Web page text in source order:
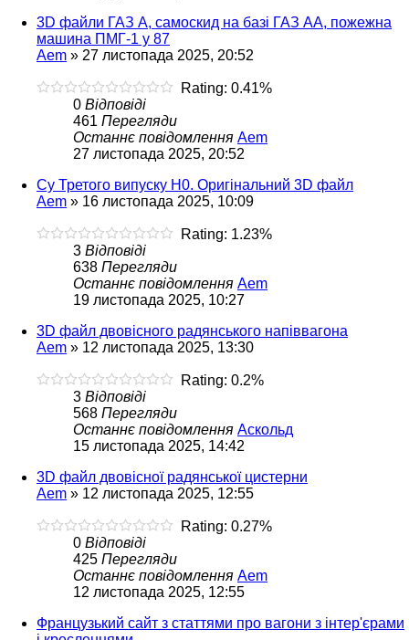
3D файли ГАЗ А, самоскид на базі ГАЗ АА, пожежна
машина ПМГ-1 у 87
Aem » 27 листопада 2025, 20:52
Rating: 0.41%
0 Відповіді
461 Перегляди
Останнє повідомлення Aem
27 листопада 2025, 20:52
Су Третого випуску H0. Оригінальний 3D файл
Aem » 16 листопада 2025, 10:09
Rating: 1.23%
3 Відповіді
638 Перегляди
Останнє повідомлення Aem
19 листопада 2025, 10:27
3D файл двовісного радянського напіввагона
Aem » 12 листопада 2025, 13:30
Rating: 0.2%
3 Відповіді
568 Перегляди
Останнє повідомлення Аскольд
15 листопада 2025, 14:42
3D файл двовісної радянської цистерни
Aem » 12 листопада 2025, 12:55
Rating: 0.27%
0 Відповіді
425 Перегляди
Останнє повідомлення Aem
12 листопада 2025, 12:55
Французький сайт з статтями про вагони з інтер'єрами